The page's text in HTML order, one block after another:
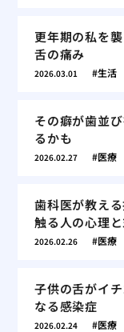
更年期の私を
舌の痛み
2026.03.01 生活
その癖が歯並
るかも
2026.02.27 医療
歯科医が教え
触る人の心理
2026.02.26 医療
子供の舌がイ
なる感染症
2026.02.24 医療